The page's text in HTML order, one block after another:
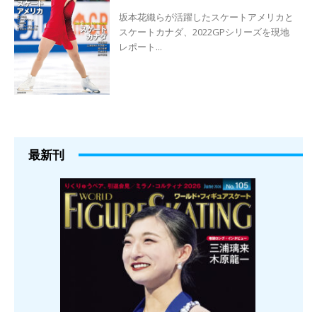
坂本花織らが活躍したスケートアメリカと
スケートカナダ、2022GPシリーズを現地
レポート...
最新刊